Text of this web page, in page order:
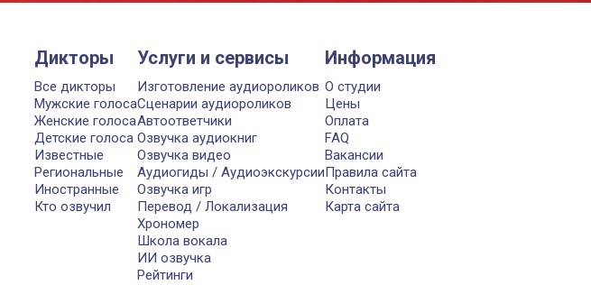
Дикторы
Все дикторы
Мужские голоса
Женские голоса
Детские голоса
Известные
Региональные
Иностранные
Кто озвучил
Услуги и сервисы
Изготовление аудиороликов
Сценарии аудиороликов
Автоответчики
Озвучка аудиокниг
Озвучка видео
Аудиогиды / Аудиоэкскурсии
Озвучка игр
Перевод / Локализация
Хрономер
Школа вокала
ИИ озвучка
Рейтинги
Информация
О студии
Цены
Оплата
FAQ
Вакансии
Правила сайта
Контакты
Карта сайта